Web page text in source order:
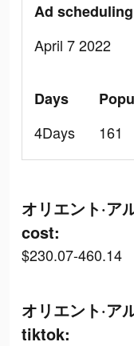
Ad scheduling
April 7 2022
Days
4Days
161
オリエント·
cost:
$230.07-460.14
オリエント·ア
tiktok: